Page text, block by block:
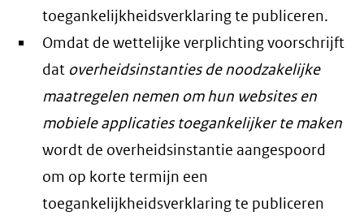
toegankelijkheidsverklaring te publiceren.
Omdat de wettelijke verplichting voorschrijft
dat overheidsinstanties de noodzakelijke
maatregelen nemen om hun websites en
mobiele applicaties toegankelijker te maken
wordt de overheidsinstantie aangespoord
om op korte termijn een
toegankelijkheidsverklaring te publiceren